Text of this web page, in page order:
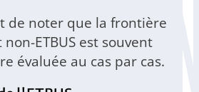
de noter que la frontière
non-ETBUS est souvent
évaluée au cas par cas.